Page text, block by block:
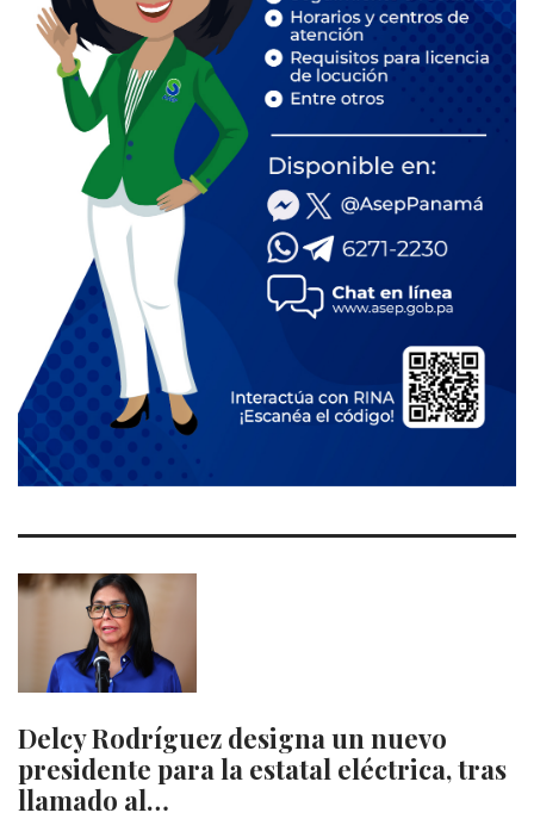
Delcy Rodríguez designa un nuevo
presidente para la estatal eléctrica, tras
llamado al…